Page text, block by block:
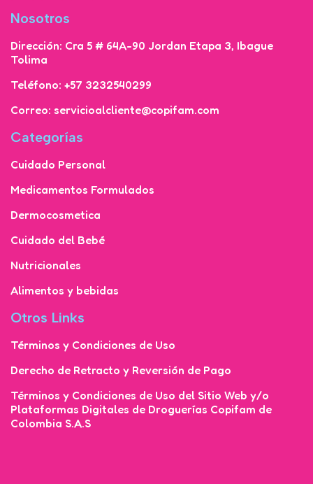
Nosotros
Dirección: Cra 5 # 64A-90 Jordan Etapa 3, Ibague
Tolima
Teléfono: +57 3232540299
Correo: servicioalcliente@copifam.com
Categorías
Cuidado Personal
Medicamentos Formulados
Dermocosmetica
Cuidado del Bebé
Nutricionales
Alimentos y bebidas
Otros Links
Términos y Condiciones de Uso
Derecho de Retracto y Reversión de Pago
Términos y Condiciones de Uso del Sitio Web y/o
Plataformas Digitales de Droguerías Copifam de
Colombia S.A.S